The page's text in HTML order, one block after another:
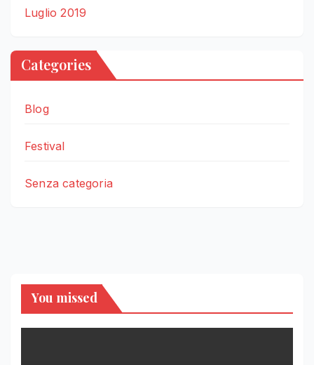
Luglio 2019
Categories
Blog
Festival
Senza categoria
You missed